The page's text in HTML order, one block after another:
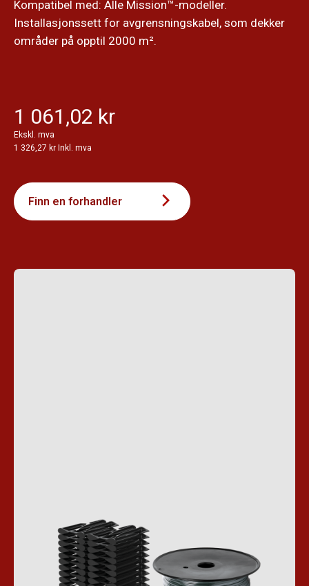
Kompatibel med: Alle Mission™-modeller.
Installasjonssett for avgrensningskabel, som dekker
områder på opptil 2000 m².
1 061,02 kr
Ekskl. mva
1 326,27 kr Inkl. mva
Finn en forhandler